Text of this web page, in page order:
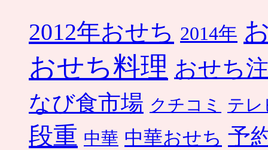
2012年おせち 2014年
おせち料理 おせち
なび食市場 クチコミ テレ
段重 中華 中華おせち 予